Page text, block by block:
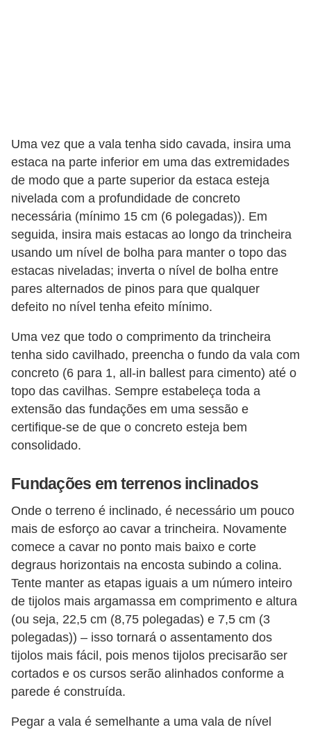
Uma vez que a vala tenha sido cavada, insira uma
estaca na parte inferior em uma das extremidades
de modo que a parte superior da estaca esteja
nivelada com a profundidade de concreto
necessária (mínimo 15 cm (6 polegadas)). Em
seguida, insira mais estacas ao longo da trincheira
usando um nível de bolha para manter o topo das
estacas niveladas; inverta o nível de bolha entre
pares alternados de pinos para que qualquer
defeito no nível tenha efeito mínimo.
Uma vez que todo o comprimento da trincheira
tenha sido cavilhado, preencha o fundo da vala com
concreto (6 para 1, all-in ballest para cimento) até o
topo das cavilhas. Sempre estabeleça toda a
extensão das fundações em uma sessão e
certifique-se de que o concreto esteja bem
consolidado.
Fundações em terrenos inclinados
Onde o terreno é inclinado, é necessário um pouco
mais de esforço ao cavar a trincheira. Novamente
comece a cavar no ponto mais baixo e corte
degraus horizontais na encosta subindo a colina.
Tente manter as etapas iguais a um número inteiro
de tijolos mais argamassa em comprimento e altura
(ou seja, 22,5 cm (8,75 polegadas) e 7,5 cm (3
polegadas)) – isso tornará o assentamento dos
tijolos mais fácil, pois menos tijolos precisarão ser
cortados e os cursos serão alinhados conforme a
parede é construída.
Pegar a vala é semelhante a uma vala de nível